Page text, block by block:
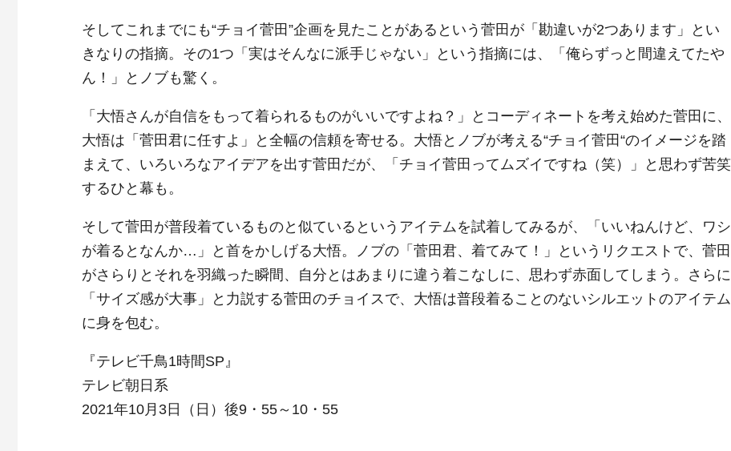
そしてこれまでにも“チョイ菅田”企画を見たことがあるという菅田が「勘違いが2つあります」とい
きなりの指摘。その1つ「実はそんなに派手じゃない」という指摘には、「俺らずっと間違えてたや
ん！」とノブも驚く。
「大悟さんが自信をもって着られるものがいいですよね？」とコーディネートを考え始めた菅田に、
大悟は「菅田君に任すよ」と全幅の信頼を寄せる。大悟とノブが考える“チョイ菅田“のイメージを踏
まえて、いろいろなアイデアを出す菅田だが、「チョイ菅田ってムズイですね（笑）」と思わず苦笑
するひと幕も。
そして菅田が普段着ているものと似ているというアイテムを試着してみるが、「いいねんけど、ワシ
が着るとなんか…」と首をかしげる大悟。ノブの「菅田君、着てみて！」というリクエストで、菅田
がさらりとそれを羽織った瞬間、自分とはあまりに違う着こなしに、思わず赤面してしまう。さらに
「サイズ感が大事」と力説する菅田のチョイスで、大悟は普段着ることのないシルエットのアイテム
に身を包む。
『テレビ千鳥1時間SP』
テレビ朝日系
2021年10月3日（日）後9・55～10・55